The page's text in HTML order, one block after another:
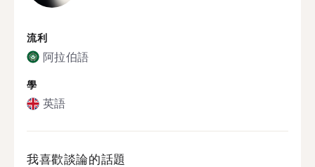
流利
阿拉伯語
學
英語
我喜歡談論的話題